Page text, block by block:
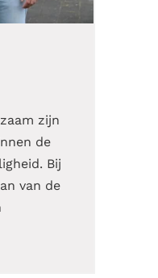
zijn
de
Bij
van de